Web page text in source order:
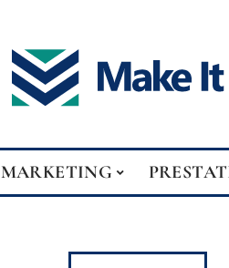
MARKETING